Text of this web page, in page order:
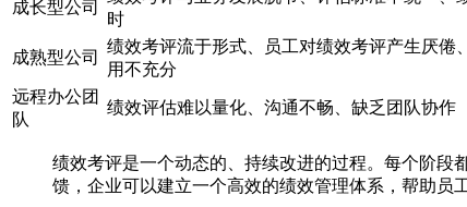
成长型公司
时
成熟型公司
绩效考评流于形式、员工对绩效考评产生厌倦
用不充分
远程办公团
队
绩效评估难以量化、沟通不畅、缺乏团队协作
绩效考评是一个动态的、持续改进的过程。每个阶段
馈，企业可以建立一个高效的绩效管理体系，帮助员